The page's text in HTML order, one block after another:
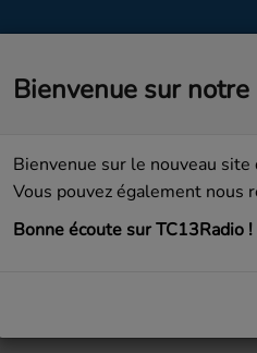
RADIO MUSIQUE
Feel My Face (Bnm
Bienvenue sur
Bienvenue sur le nouveau site
Vous pouvez également nous
Bonne écoute sur TC13Radio !